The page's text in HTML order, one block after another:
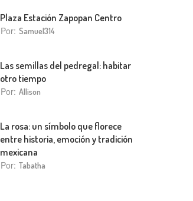
Plaza Estación Zapopan Centro
Por: Samuel314
Las semillas del pedregal: habitar
otro tiempo
Por: Allison
La rosa: un símbolo que florece
entre historia, emoción y tradición
mexicana
Por: Tabatha